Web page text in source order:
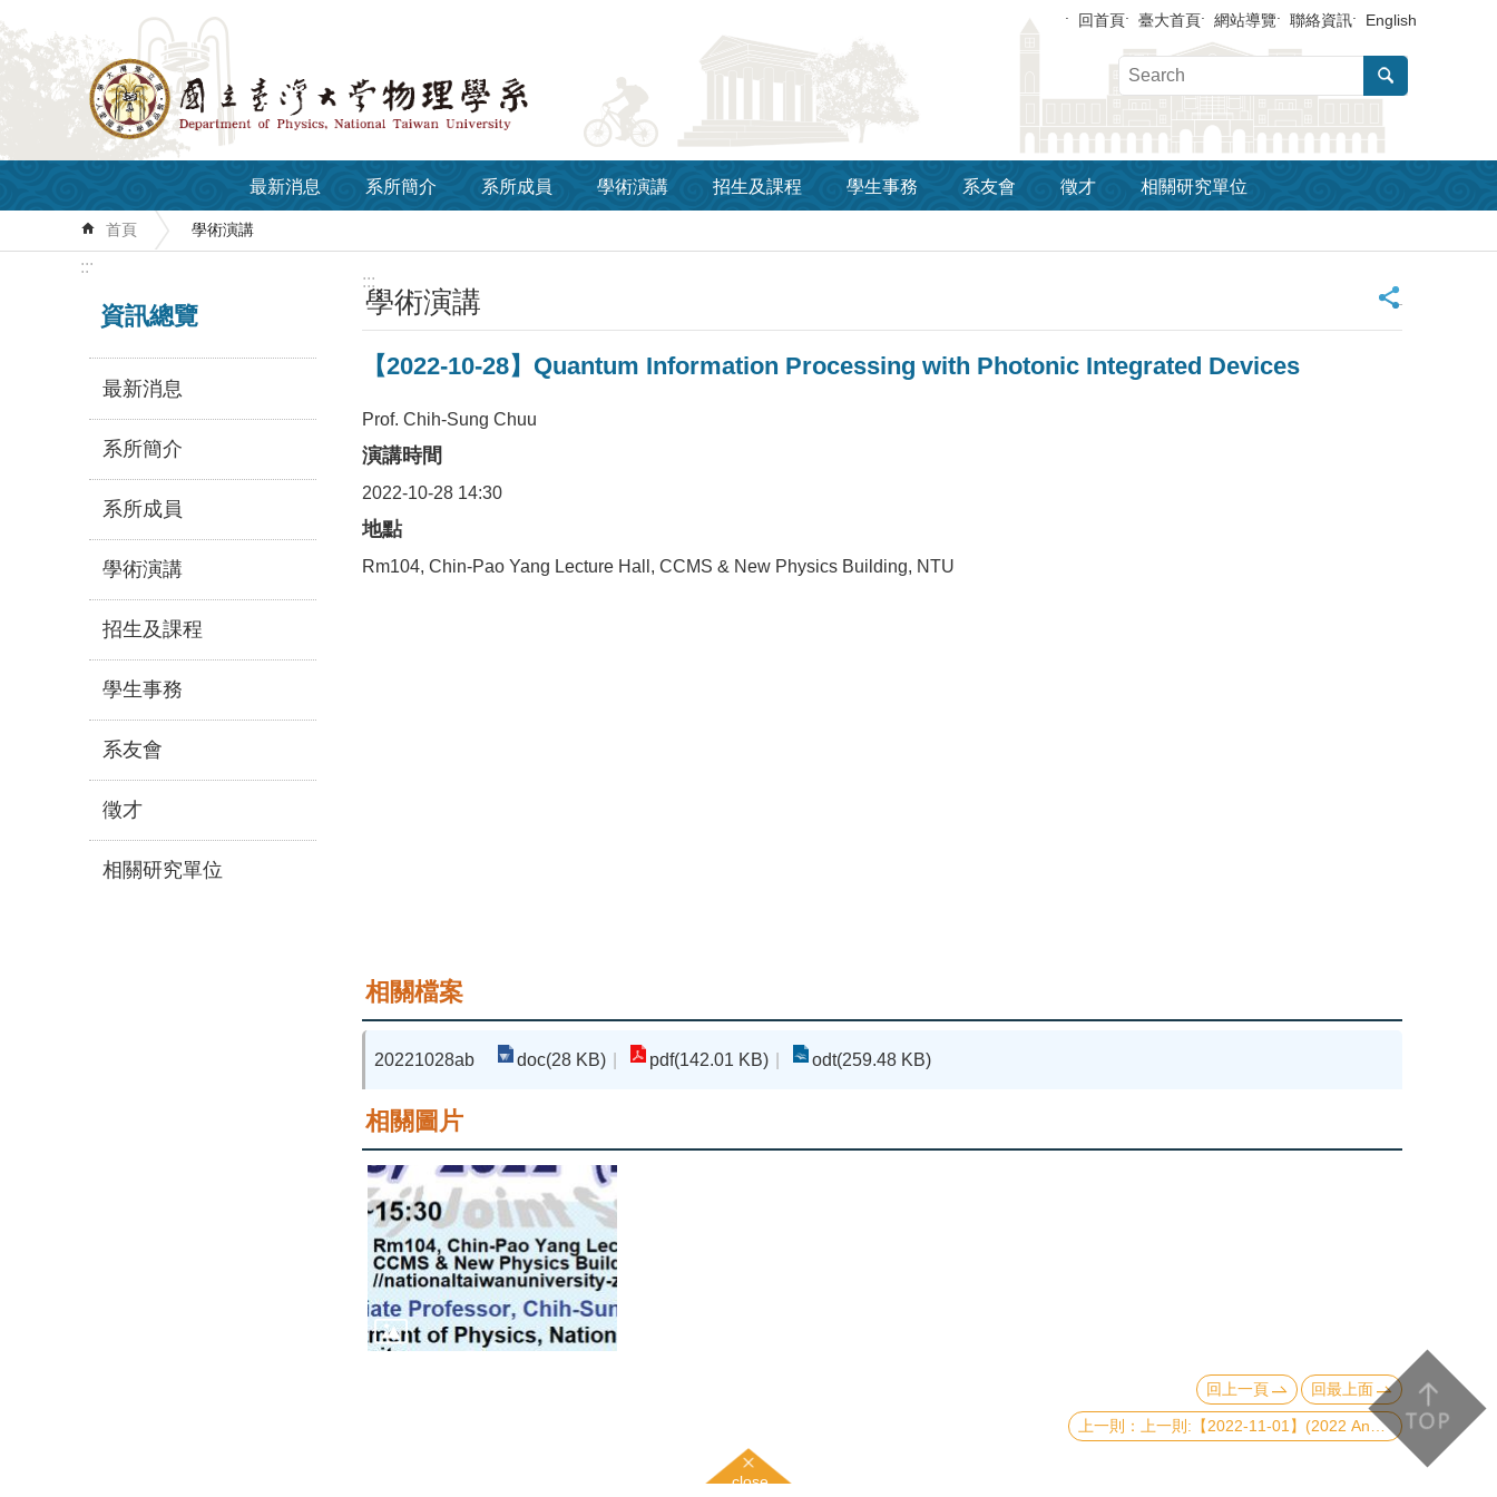
跳到主要內容區塊 回首頁 臺大首頁 網站導覽 聯絡資訊 English
最新消息 系所簡介 系所成員 學術演講 招生及課程 學生事務 系友會 徵才 相關研究單位
首頁 學術演講
:::
資訊總覽
最新消息
系所簡介
系所成員
學術演講
招生及課程
學生事務
系友會
徵才
相關研究單位
:::
學術演講 _
【2022-10-28】Quantum Information Processing with Photonic Integrated Devices
Prof. Chih-Sung Chuu
演講時間
2022-10-28 14:30
地點
Rm104, Chin-Pao Yang Lecture Hall, CCMS & New Physics Building, NTU
相關檔案
20221028ab doc(28 KB) pdf(142.01 KB) odt(259.48 KB)
相關圖片
回上一頁 回最上面
上一則:【2022-11-01】(2022 Annual Chin-Yu (金玉) Lecture) Is it possible to see the Planck scale?
close